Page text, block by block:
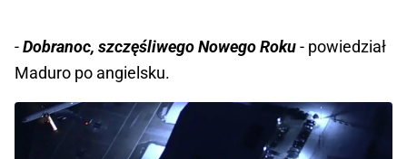
-Dobranoc, szczęśliwego Nowego Roku- powiedział
Maduro po angielsku.